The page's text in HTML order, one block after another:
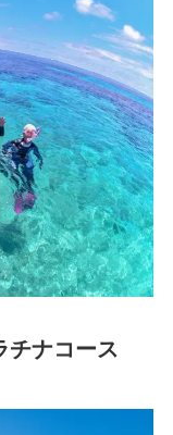
チナコース